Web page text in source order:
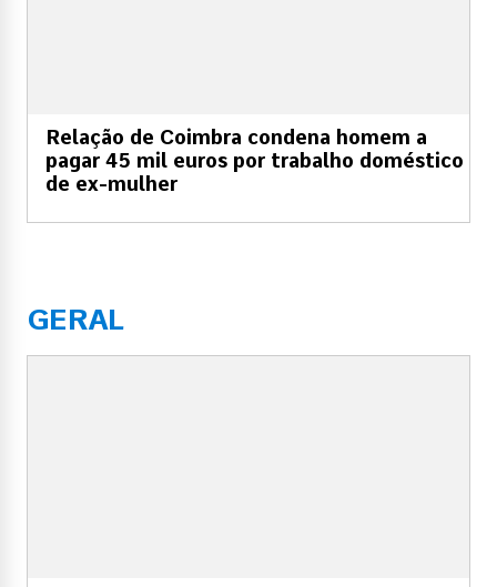
Relação de Coimbra condena homem a
pagar 45 mil euros por trabalho doméstico
de ex-mulher
GERAL